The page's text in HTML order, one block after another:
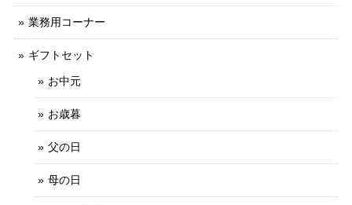
業務用コーナー
ギフトセット
お中元
お歳暮
父の日
母の日